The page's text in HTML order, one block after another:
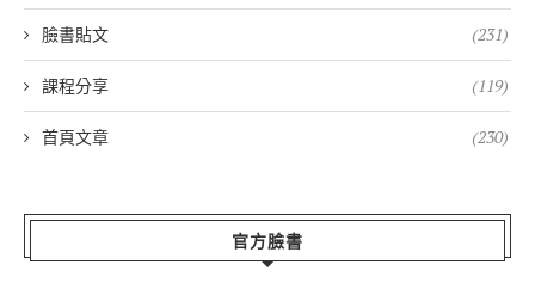
臉書貼文 (231)
課程分享 (119)
首頁文章 (230)
官方臉書